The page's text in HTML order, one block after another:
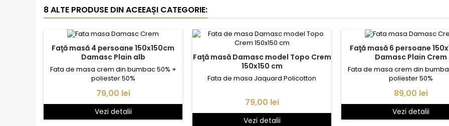
8 ALTE PRODUSE DIN ACEEAȘI CATEGORIE:
Faţă masă 4 persoane 150x150cm
Damasc Plain alb
Fata de masa crem din bumbac 50% +
poliester 50%
Pret
79,00 lei
Vezi detalii
Faţă masă Damasc model Topo Crem
150x150 cm
Fata de masa Jaquard Policotton
Pret
79,00 lei
Vezi detalii
Faţă masă 6 persoane 150x180cm
Damasc Plain Crem
Fata de masa crem din
poliester 50%
Pret
89,00 lei
Vezi detalii